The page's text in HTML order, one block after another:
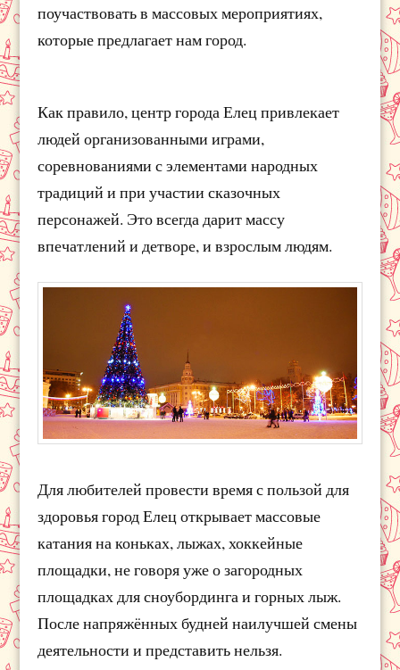
поучаствовать в массовых мероприятиях,
которые предлагает нам город.
Как правило, центр города Елец привлекает
людей организованными играми,
соревнованиями с элементами народных
традиций и при участии сказочных
персонажей. Это всегда дарит массу
впечатлений и детворе, и взрослым людям.
Для любителей провести время с пользой для
здоровья город Елец открывает массовые
катания на коньках, лыжах, хоккейные
площадки, не говоря уже о загородных
площадках для сноубординга и горных лыж.
После напряжённых будней наилучшей смены
деятельности и представить нельзя.